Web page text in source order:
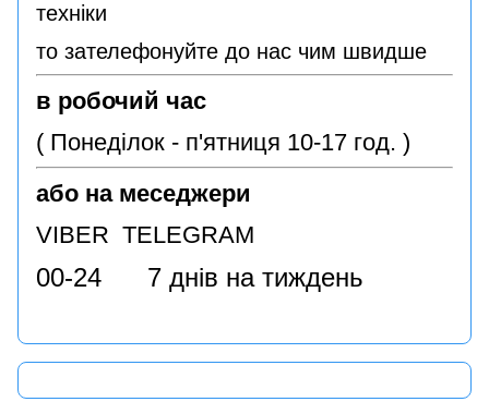
техніки
то зателефонуйте до нас чим швидше
в робочий час
( Понеділок - п'ятниця 10-17 год. )
або на меседжери
VIBER TELEGRAM
00-24 7 днів на тиждень